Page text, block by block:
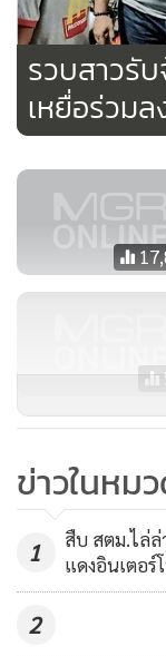
อยู่จริง ต้องพึงระลึ
ข้อมูลใดส่วนตัว ใ
หลอกลวงหรือตกเ
รวบสาวรั
เหยื่อร่วม
ข่าวในหม
1
สืบ สตม.ไล่ล่
แดงอินเตอ
2